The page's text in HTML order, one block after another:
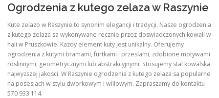
Ogrodzenia z kutego zelaza w Raszynie
Kute zelazo w Raszynie to synonim elegancji i tradycji. Nasze ogrodzenia
z kutego zelaza sa wykonywane recznie przez doswiadczonych kowali w
hali w Pruszkowie. Kazdy element kuty jest unikalny. Oferujemy
ogrodzenia z kutymi bramami, furtkami i przeslami, zdobione motywami
roslinnymi, geometrycznymi lub abstrakcyjnymi. Stosujemy stal kowalska
najwyzszej jakosci. W Raszynie ogrodzenia z kutego zelaza sa popularne
na posesjach w stylu dworkowym i willowym. Zapraszamy do kontaktu
570 933 114.